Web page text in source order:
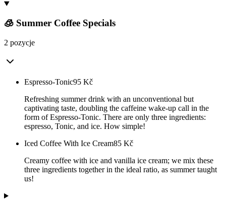
🧊 Summer Coffee Specials
2 pozycje
Espresso-Tonic95 Kč
Refreshing summer drink with an unconventional but
captivating taste, doubling the caffeine wake-up call in the
form of Espresso-Tonic. There are only three ingredients:
espresso, Tonic, and ice. How simple!
Iced Coffee With Ice Cream85 Kč
Creamy coffee with ice and vanilla ice cream; we mix these
three ingredients together in the ideal ratio, as summer taught
us!